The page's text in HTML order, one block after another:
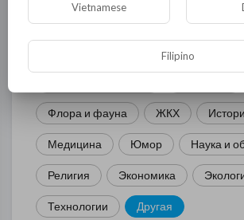
Происшествия
Флора и фауна ЖКХ
Медицина Юмор Наука и
Религия Экономика
Технологии Другая
Vietnamese
Filipino